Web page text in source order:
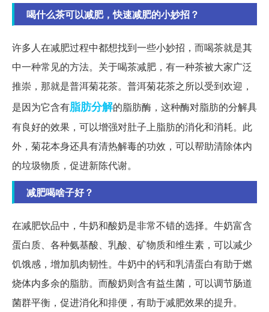
喝什么茶可以减肥，快速减肥的小妙招？
许多人在减肥过程中都想找到一些小妙招，而喝茶就是其
中一种常见的方法。关于喝茶减肥，有一种茶被大家广泛
推崇，那就是普洱菊花茶。普洱菊花茶之所以受到欢迎，
是因为它含有脂肪分解的脂肪酶，这种酶对脂肪的分解具
有良好的效果，可以增强对肚子上脂肪的消化和消耗。此
外，菊花本身还具有清热解毒的功效，可以帮助清除体内
的垃圾物质，促进新陈代谢。
减肥喝啥子好？
在减肥饮品中，牛奶和酸奶是非常不错的选择。牛奶富含
蛋白质、各种氨基酸、乳酸、矿物质和维生素，可以减少
饥饿感，增加肌肉韧性。牛奶中的钙和乳清蛋白有助于燃
烧体内多余的脂肪。而酸奶则含有益生菌，可以调节肠道
菌群平衡，促进消化和排便，有助于减肥效果的提升。